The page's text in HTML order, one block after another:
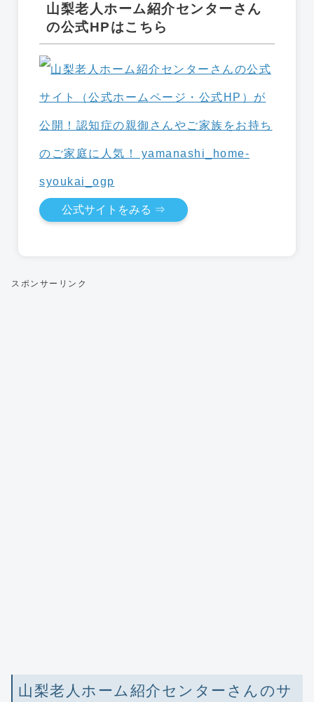
山梨老人ホーム紹介センターさん
の公式HPはこちら
公式サイトをみる ⇒
スポンサーリンク
山梨老人ホーム紹介センターさんのサ